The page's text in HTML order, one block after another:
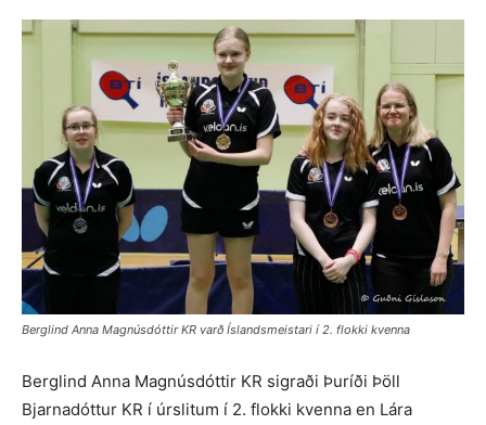
Berglind Anna Magnúsdóttir KR varð Íslandsmeistari í 2. flokki kvenna
Berglind Anna Magnúsdóttir KR sigraði Þuríði Þöll
Bjarnadóttur KR í úrslitum í 2. flokki kvenna en Lára